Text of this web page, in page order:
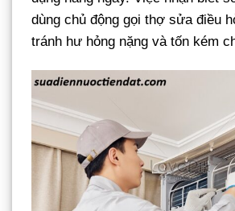
dùng chủ động gọi thợ sửa điều
tránh hư hỏng nặng và tốn kém